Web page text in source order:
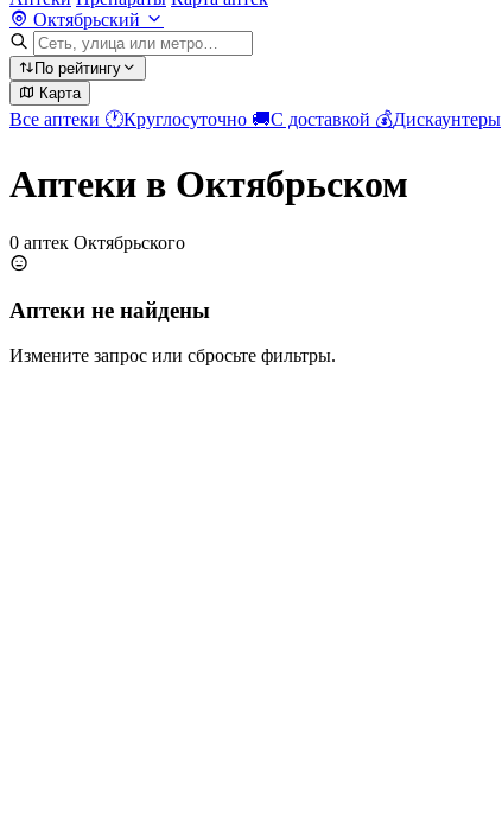
Октябрьский
По рейтингу
Карта
Все аптеки 🕐Круглосуточно 🚚С доставкой 💰Дискаунтеры
Аптеки в Октябрьском
0 аптек Октябрьского
Аптеки не найдены
Измените запрос или сбросьте фильтры.